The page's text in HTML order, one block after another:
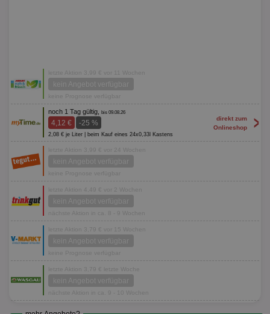
letzte Aktion 3,99 € vor 11 Wochen
kein Angebot verfügbar
keine Prognose verfügbar
noch 1 Tag gültig, bis 09.08.26
4,12 € -25 %
2,08 € je Liter | beim Kauf eines 24x0,33l Kastens
direkt zum
Onlineshop
>
letzte Aktion 3,99 € vor 24 Wochen
kein Angebot verfügbar
keine Prognose verfügbar
letzte Aktion 4,49 € vor 2 Wochen
kein Angebot verfügbar
nächste Aktion in ca. 8 - 9 Wochen
letzte Aktion 3,79 € vor 15 Wochen
kein Angebot verfügbar
keine Prognose verfügbar
letzte Aktion 3,79 € letzte Woche
kein Angebot verfügbar
nächste Aktion in ca. 9 - 10 Wochen